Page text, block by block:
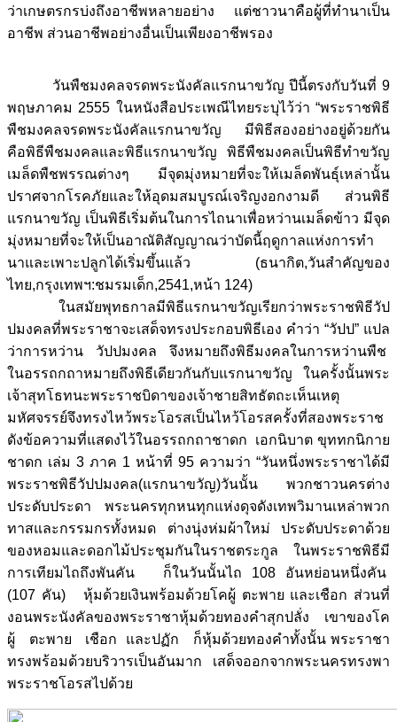
ว่าเกษตรกรบ่งถึงอาชีพหลายอย่าง แต่ชาวนาคือผู้ที่ทำนาเป็น
อาชีพ ส่วนอาชีพอย่างอื่นเป็นเพียงอาชีพรอง
วันพืชมงคลจรดพระนังคัลแรกนาขวัญ ปีนี้ตรงกับวันที่ 9
พฤษภาคม 2555 ในหนังสือประเพณีไทยระบุไว้ว่า “พระราชพิธี
พืชมงคลจรดพระนังคัลแรกนาขวัญ มีพิธีสองอย่างอยู่ด้วยกัน
คือพิธีพืชมงคลและพิธีแรกนาขวัญ พิธีพืชมงคลเป็นพิธีทำขวัญ
เมล็ดพืชพรรณต่างๆ มีจุดมุ่งหมายที่จะให้เมล็ดพันธุ์เหล่านั้น
ปราศจากโรคภัยและให้อุดมสมบูรณ์เจริญงอกงามดี ส่วนพิธี
แรกนาขวัญ เป็นพิธีเริ่มต้นในการไถนาเพื่อหว่านเมล็ดข้าว มีจุด
มุ่งหมายที่จะให้เป็นอาณัติสัญญาณว่าบัดนี้ฤดูกาลแห่งการทำ
นาและเพาะปลูกได้เริ่มขึ้นแล้ว (ธนากิต,วันสำคัญของ
ไทย,กรุงเทพฯ:ชมรมเด็ก,2541,หน้า 124)
ในสมัยพุทธกาลมีพิธีแรกนาขวัญเรียกว่าพระราชพิธีวัป
ปมงคลที่พระราชาจะเสด็จทรงประกอบพิธีเอง คำว่า “วัปป” แปล
ว่าการหว่าน วัปปมงคล จึงหมายถึงพิธีมงคลในการหว่านพืช
ในอรรถกถาหมายถึงพิธีเดียวกันกับแรกนาขวัญ ในครั้งนั้นพระ
เจ้าสุทโธทนะพระราชบิดาของเจ้าชายสิทธัตถะเห็นเหตุ
มหัศจรรย์จึงทรงไหว้พระโอรสเป็นไหว้โอรสครั้งที่สองพระราช
ดังข้อความที่แสดงไว้ในอรรถกถาชาดก เอกนิบาต ขุททกนิกาย
ชาดก เล่ม 3 ภาค 1 หน้าที่ 95 ความว่า “วันหนึ่งพระราชาได้มี
พระราชพิธีวัปปมงคล(แรกนาขวัญ)วันนั้น พวกชาวนครต่าง
ประดับประดา พระนครทุกหนทุกแห่งดุจดังเทพวิมานเหล่าพวก
ทาสและกรรมกรทั้งหมด ต่างนุ่งห่มผ้าใหม่ ประดับประดาด้วย
ของหอมและดอกไม้ประชุมกันในราชตระกูล ในพระราชพิธีมี
การเทียมไถถึงพันคัน ก็ในวันนั้นไถ 108 อันหย่อนหนึ่งคัน
(107 คัน) หุ้มด้วยเงินพร้อมด้วยโคผู้ ตะพาย และเชือก ส่วนที่
งอนพระนังคัลของพระราชาหุ้มด้วยทองคำสุกปลั่ง เขาของโค
ผู้ ตะพาย เชือก และปฏัก ก็หุ้มด้วยทองคำทั้งนั้น พระราชา
ทรงพร้อมด้วยบริวารเป็นอันมาก เสด็จออกจากพระนครทรงพา
พระราชโอรสไปด้วย